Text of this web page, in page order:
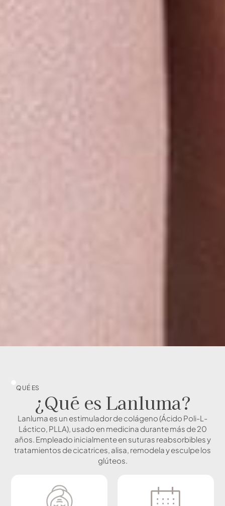
QUÉ ES
¿Qué es Lanluma?
Lanluma es un estimulador de colágeno (Ácido Poli-L-
Láctico, PLLA), usado en medicina durante más de 20
años. Empleado inicialmente en suturas reabsorbibles y
tratamientos de cicatrices, alisa, remodela y esculpe los
glúteos.